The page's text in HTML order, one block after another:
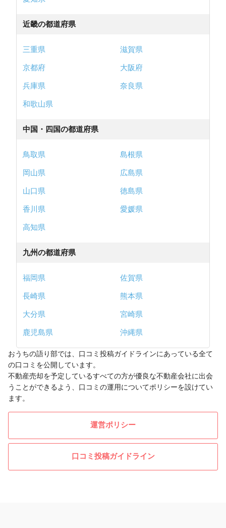
近畿の都道府県
三重県
滋賀県
京都府
大阪府
兵庫県
奈良県
和歌山県
中国・四国の都道府県
鳥取県
島根県
岡山県
広島県
山口県
徳島県
香川県
愛媛県
高知県
九州の都道府県
福岡県
佐賀県
長崎県
熊本県
大分県
宮崎県
鹿児島県
沖縄県
おうちの語り部では、口コミ投稿ガイドラインにあっている全て
の口コミを公開しています。
不動産売却を予定しているすべての方が優良な不動産会社に出会
うことができるよう、口コミの運用についてポリシーを設けてい
ます。
運営ポリシー
口コミ投稿ガイドライン